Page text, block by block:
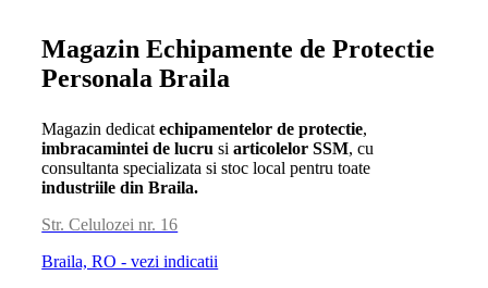
Magazin Echipamente de Protectie
Personala Braila
Magazin dedicatechipamentelor de protectie,
imbracamintei de lucru siarticolelor SSM, cu
consultanta specializata si stoc local pentru toate
industriile din Braila.
Str. Celulozei nr. 16
Braila, RO - vezi indicatii